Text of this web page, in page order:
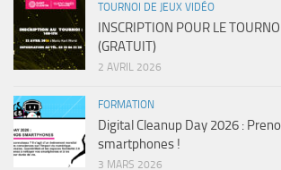
TOURNOI DE JEUX VIDÉO
INSCRIPTION POUR LE
(GRATUIT)
2 AVRIL 2026
FORMATION
Digital Cleanup Day 2026 :
smartphones !
3 MARS 2026